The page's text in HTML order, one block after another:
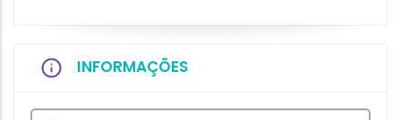
INFORMAÇÕES